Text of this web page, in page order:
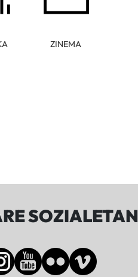
ZINEMA
SOZIALETAN